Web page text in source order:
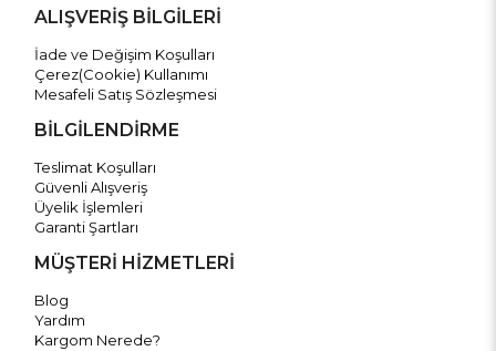
ALIŞVERİŞ BİLGİLERİ
İade ve Değişim Koşulları
Çerez(Cookie) Kullanımı
Mesafeli Satış Sözleşmesi
BİLGİLENDİRME
Teslimat Koşulları
Güvenli Alışveriş
Üyelik İşlemleri
Garanti Şartları
MÜŞTERİ HİZMETLERİ
Blog
Yardım
Kargom Nerede?